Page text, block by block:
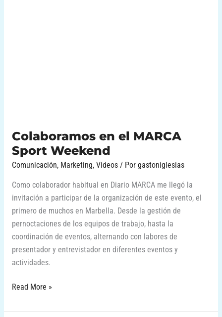
Colaboramos en el MARCA
Sport Weekend
Comunicación, Marketing, Videos/ Por gastoniglesias
Como colaborador habitual en Diario MARCA me llegó la
invitación a participar de la organización de este evento, el
primero de muchos en Marbella. Desde la gestión de
pernoctaciones de los equipos de trabajo, hasta la
coordinación de eventos, alternando con labores de
presentador y entrevistador en diferentes eventos y
actividades.
Read More »